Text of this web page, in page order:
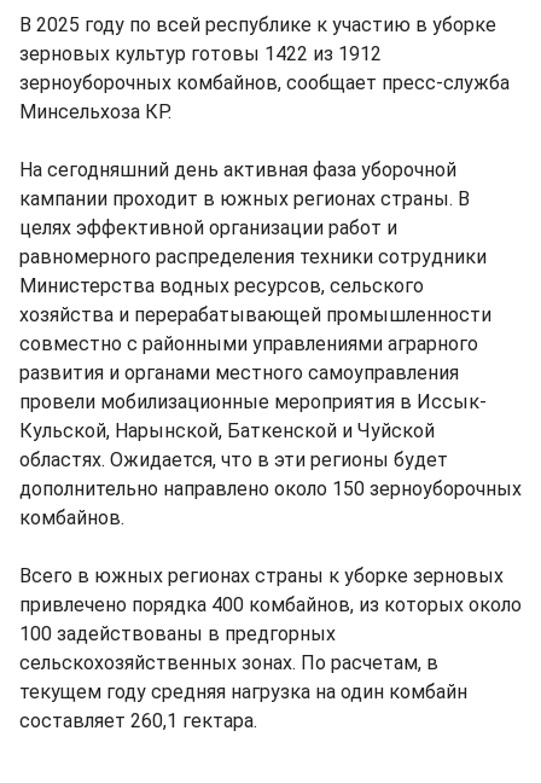
В 2025 году по всей республике к участию в уборке
зерновых культур готовы 1422 из 1912
зерноуборочных комбайнов, сообщает пресс-служба
Минсельхоза КР.
На сегодняшний день активная фаза уборочной
кампании проходит в южных регионах страны. В
целях эффективной организации работ и
равномерного распределения техники сотрудники
Министерства водных ресурсов, сельского
хозяйства и перерабатывающей промышленности
совместно с районными управлениями аграрного
развития и органами местного самоуправления
провели мобилизационные мероприятия в Иссык-
Кульской, Нарынской, Баткенской и Чуйской
областях. Ожидается, что в эти регионы будет
дополнительно направлено около 150 зерноуборочных
комбайнов.
Всего в южных регионах страны к уборке зерновых
привлечено порядка 400 комбайнов, из которых около
100 задействованы в предгорных
сельскохозяйственных зонах. По расчетам, в
текущем году средняя нагрузка на один комбайн
составляет 260,1 гектара.